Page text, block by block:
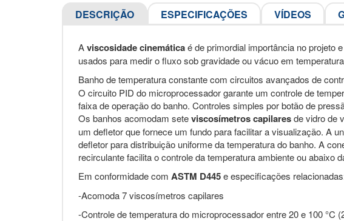
DESCRIÇÃO ESPECIFICAÇÕES VÍDEOS
Aviscosidade cinemáticaé de primordial importância no projeto
usados ​​para medir o fluxo sob gravidade ou vácuo em
Banho de temperatura constante com circuitos avançados de
O circuito PID do microprocessador garante um controle de
faixa de operação do banho. Controles simples por botão de
Os banhos acomodam seteviscosímetros capilaresde vidro de
um defletor que fornece um fundo para facilitar a visualização. A
defletor para distribuição uniforme da temperatura do banho. A
recirculante facilita o controle da temperatura ambiente ou abaixo
Em conformidade com ASTM D445e especificações
-Acomoda 7 viscosímetros capilares
-Controle de temperatura do microprocessador entre 20 e 100 °C